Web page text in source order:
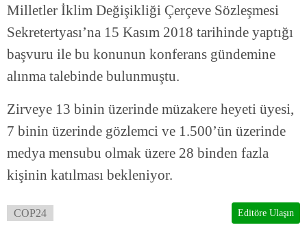
Milletler İklim Değişikliği Çerçeve Sözleşmesi
Sekretertyası’na 15 Kasım 2018 tarihinde yaptığı
başvuru ile bu konunun konferans gündemine
alınma talebinde bulunmuştu.
Zirveye 13 binin üzerinde müzakere heyeti üyesi,
7 binin üzerinde gözlemci ve 1.500’ün üzerinde
medya mensubu olmak üzere 28 binden fazla
kişinin katılması bekleniyor.
COP24 Editöre Ulaşın